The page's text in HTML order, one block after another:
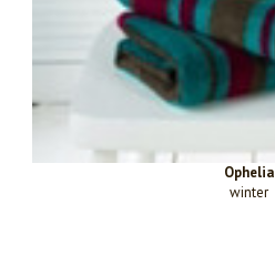
Ophelia
winter